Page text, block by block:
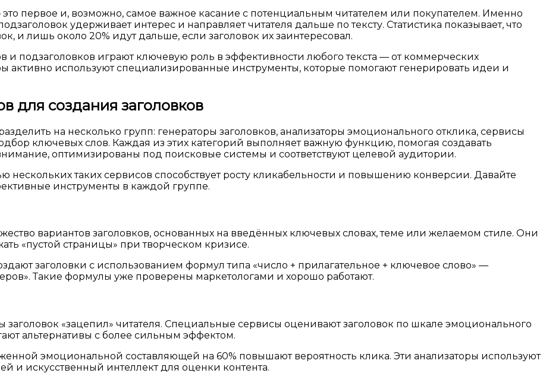
первое и, возможно, самое важное касание с потенциальным читателем или покупателем. Именно
удерживает интерес и направляет читателя дальше по тексту. Статистика показывает, что
и лишь около 20% идут дальше, если заголовок их заинтересовал.
подзаголовков играют ключевую роль в эффективности любого текста — от коммерческих
активно используют специализированные инструменты, которые помогают генерировать идеи и
для создания заголовков
на несколько групп: генераторы заголовков, анализаторы эмоционального отклика, сервисы
ключевых слов. Каждая из этих категорий выполняет важную функцию, помогая создавать
оптимизированы под поисковые системы и соответствуют целевой аудитории.
таких сервисов способствует росту кликабельности и повышению конверсии. Давайте
инструменты в каждой группе.
вариантов заголовков, основанных на введённых ключевых словах, теме или желаемом стиле. Они
«пустой страницы» при творческом кризисе.
заголовки с использованием формул типа «число + прилагательное + ключевое слово» —
Такие формулы уже проверены маркетологами и хорошо работают.
«зацепил» читателя. Специальные сервисы оценивают заголовок по шкале эмоционального
альтернативы с более сильным эффектом.
эмоциональной составляющей на 60% повышают вероятность клика. Эти анализаторы используют
и искусственный интеллект для оценки контента.